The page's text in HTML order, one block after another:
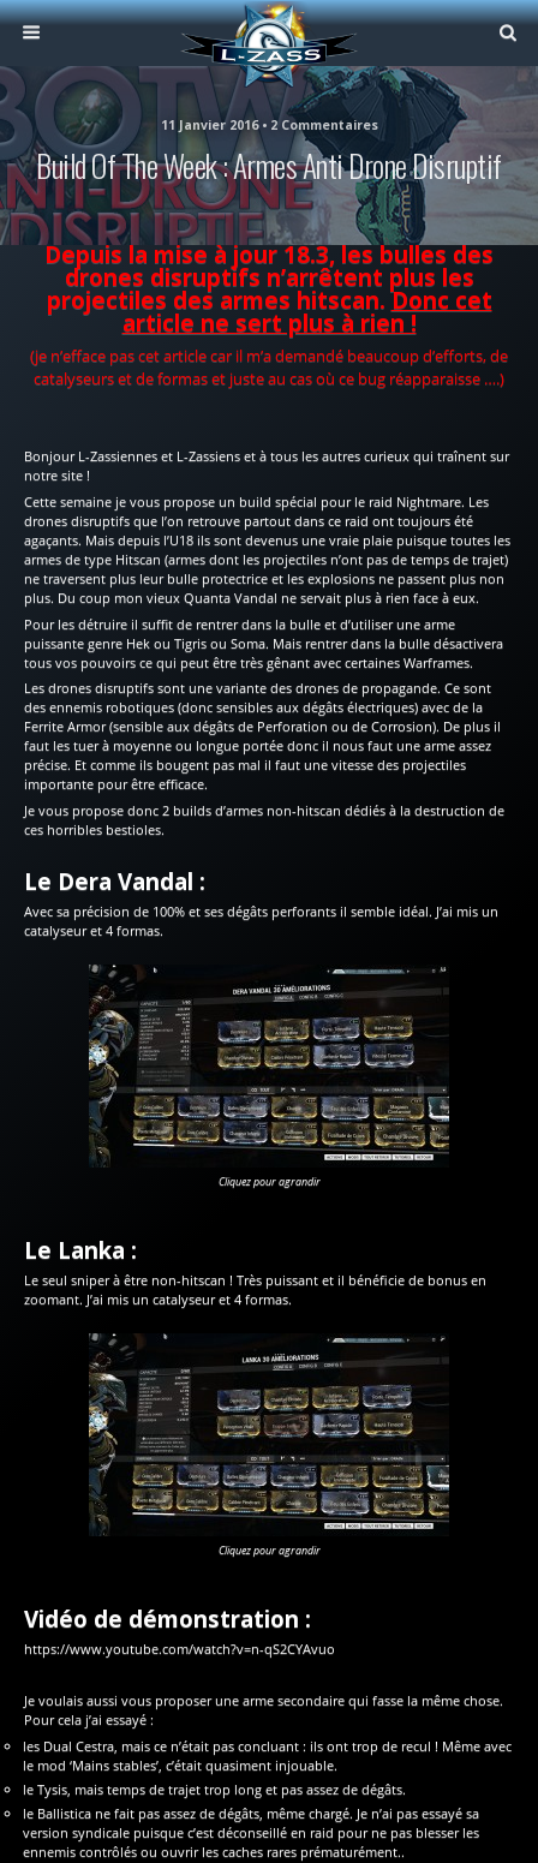
11 Janvier 2016 • 2 Commentaires
Build Of The Week : Armes Anti Drone Disruptif
Depuis la mise à jour 18.3, les bulles des
drones disruptifs n’arrêtent plus les
projectiles des armes hitscan.Donc cet
article ne sert plus à rien !
(je n’efface pas cet article car il m’a demandé beaucoup d’efforts, de
catalyseurs et de formas et juste au cas où ce bug réapparaisse ….)
Bonjour L-Zassiennes et L-Zassiens et à tous les autres curieux qui traînent sur
notre site !
Cette semaine je vous propose un build spécial pour le raid Nightmare. Les
drones disruptifs que l’on retrouve partout dans ce raid ont toujours été
agaçants. Mais depuis l’U18 ils sont devenus une vraie plaie puisque toutes les
armes de type Hitscan (armes dont les projectiles n’ont pas de temps de trajet)
ne traversent plus leur bulle protectrice et les explosions ne passent plus non
plus. Du coup mon vieux Quanta Vandal ne servait plus à rien face à eux.
Pour les détruire il suffit de rentrer dans la bulle et d’utiliser une arme
puissante genre Hek ou Tigris ou Soma. Mais rentrer dans la bulle désactivera
tous vos pouvoirs ce qui peut être très gênant avec certaines Warframes.
Les drones disruptifs sont une variante des drones de propagande. Ce sont
des ennemis robotiques (donc sensibles aux dégâts électriques) avec de la
Ferrite Armor (sensible aux dégâts de Perforation ou de Corrosion). De plus il
faut les tuer à moyenne ou longue portée donc il nous faut une arme assez
précise. Et comme ils bougent pas mal il faut une vitesse des projectiles
importante pour être efficace.
Je vous propose donc 2 builds d’armes non-hitscan dédiés à la destruction de
ces horribles bestioles.
Le Dera Vandal :
Avec sa précision de 100% et ses dégâts perforants il semble idéal. J’ai mis un
catalyseur et 4 formas.
Cliquez pour agrandir
Le Lanka :
Le seul sniper à être non-hitscan ! Très puissant et il bénéficie de bonus en
zoomant. J’ai mis un catalyseur et 4 formas.
Cliquez pour agrandir
Vidéo de démonstration :
https://www.youtube.com/watch?v=n-qS2CYAvuo
Je voulais aussi vous proposer une arme secondaire qui fasse la même chose.
Pour cela j’ai essayé :
les Dual Cestra, mais ce n’était pas concluant : ils ont trop de recul ! Même avec
le mod ‘Mains stables’, c’était quasiment injouable.
le Tysis, mais temps de trajet trop long et pas assez de dégâts.
le Ballistica ne fait pas assez de dégâts, même chargé. Je n’ai pas essayé sa
version syndicale puisque c’est déconseillé en raid pour ne pas blesser les
ennemis contrôlés ou ouvrir les caches rares prématurément..